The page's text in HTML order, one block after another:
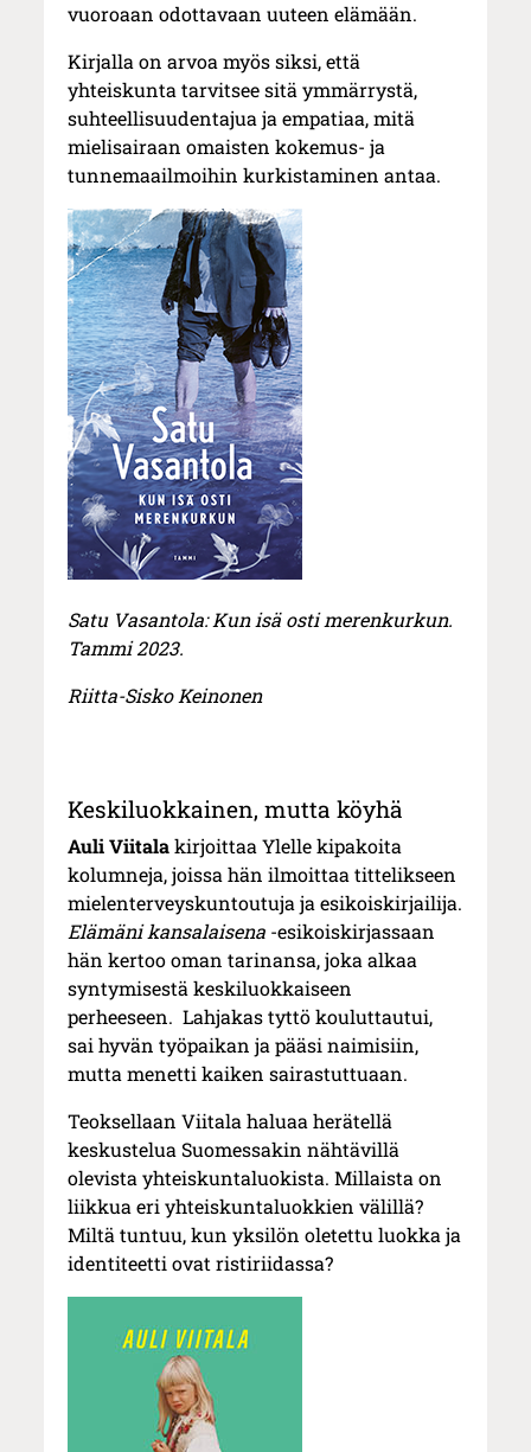
vuoroaan odottavaan uuteen elämään.
Kirjalla on arvoa myös siksi, että
yhteiskunta tarvitsee sitä ymmärrystä,
suhteellisuudentajua ja empatiaa, mitä
mielisairaan omaisten kokemus- ja
tunnemaailmoihin kurkistaminen antaa.
Satu Vasantola: Kun isä osti merenkurkun.
Tammi 2023.
Riitta-Sisko Keinonen
Keskiluokkainen, mutta köyhä
Auli Viitalakirjoittaa Ylelle kipakoita
kolumneja, joissa hän ilmoittaa tittelikseen
mielenterveyskuntoutuja ja esikoiskirjailija.
Elämäni kansalaisena -esikoiskirjassaan
hän kertoo oman tarinansa, joka alkaa
syntymisestä keskiluokkaiseen
perheeseen. Lahjakas tyttö kouluttautui,
sai hyvän työpaikan ja pääsi naimisiin,
mutta menetti kaiken sairastuttuaan.
Teoksellaan Viitala haluaa herätellä
keskustelua Suomessakin nähtävillä
olevista yhteiskuntaluokista. Millaista on
liikkua eri yhteiskuntaluokkien välillä?
Miltä tuntuu, kun yksilön oletettu luokka ja
identiteetti ovat ristiriidassa?